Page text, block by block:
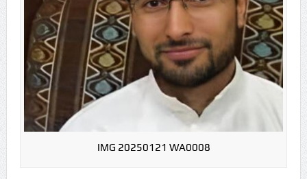
الفقيه القائد قاسم: لن تقتلوا الحسين.. إنّ الحسين سيقتل
طاغوتيّتكم
انطلاق المحادثات الإيرانيّة- الأمريكيّة في سويسرا
علماء البحرين: طلب الترخيص والإجازة من السلطة في
ممارسة الشعائر الحسينيّة هو في حقيقته محاربة لقضيّة
الإمام الحسين «ع»IMG 20250121 WA0008